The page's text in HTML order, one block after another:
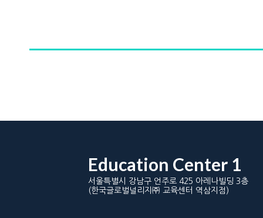
Education Center 1
서울특별시 강남구 언주로 425 아레나빌딩 3층
(한국글로벌널리지㈜ 교육센터 역삼지점)